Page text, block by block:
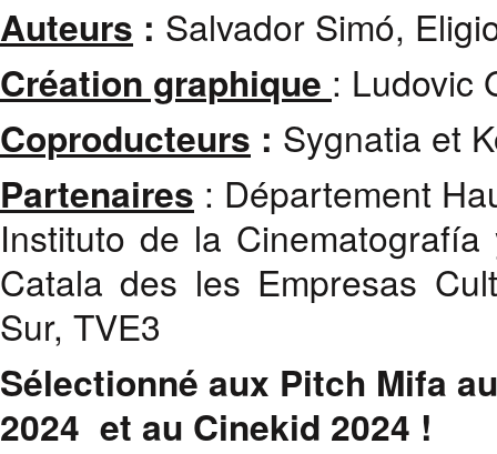
Auteurs : Salvador Simó,
Création graphique : Ludovic
Coproducteurs : Sygnatia et
Partenaires : Département
Instituto de la
Catala des les Empresas
Sur, TVE3
Sélectionné aux Pitch Mifa
2024 et au Cinekid 2024 !